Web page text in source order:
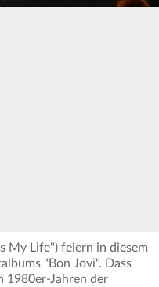
My Life") feiern in diesem
"Bon Jovi". Dass
1980er-Jahren der